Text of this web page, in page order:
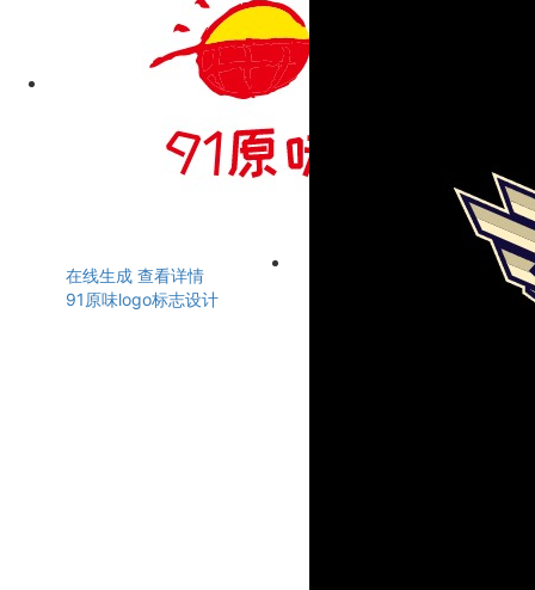
在线生成 查看详情
91原味logo标志设计